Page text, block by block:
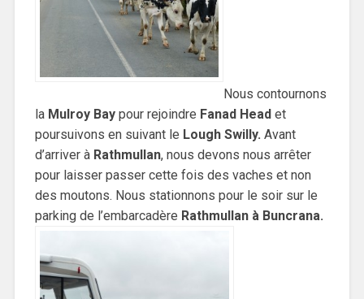
Nous contournons
la Mulroy Baypour rejoindre Fanad Head et
poursuivons en suivant le Lough Swilly. Avant
d’arriver à Rathmullan, nous devons nous arrêter
pour laisser passer cette fois des vaches et non
des moutons. Nous stationnons pour le soir sur le
parking de l’embarcadère Rathmullan à Buncrana.